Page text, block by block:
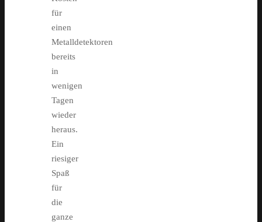
für
einen
Metalldetektoren
bereits
in
wenigen
Tagen
wieder
heraus.
Ein
riesiger
Spaß
für
die
ganze